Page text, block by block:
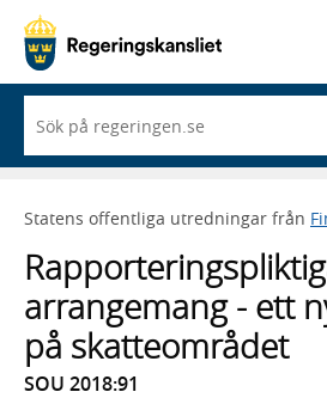
du
börjar
skriva
framträder
lista
med
sökförslag
Statens offentliga utredningar från
arrangemang - ett
på skatteområdet
SOU 2018:91